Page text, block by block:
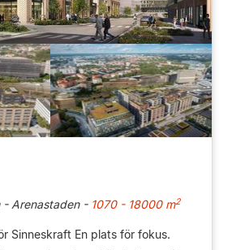
- Arenastaden -1070 - 18000 m2
Sinneskraft En plats för fokus.